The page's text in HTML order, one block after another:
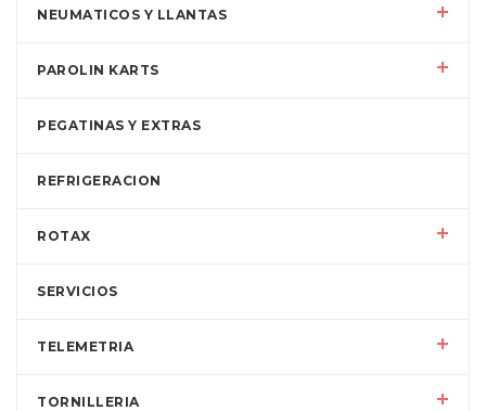
NEUMATICOS Y LLANTAS
PAROLIN KARTS
PEGATINAS Y EXTRAS
REFRIGERACION
ROTAX
SERVICIOS
TELEMETRIA
TORNILLERIA